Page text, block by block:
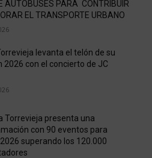
AUTOBUSES PARA CONTRIBUIR
EL TRANSPORTE URBANO
levanta el telón de su
2026 con el concierto de JC
Torrevieja presenta una
con 90 eventos para
superando los 120.000